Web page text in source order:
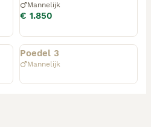
Mannelijk
€ 1.850
Geplaatst
Poedel 3
Mannelijk